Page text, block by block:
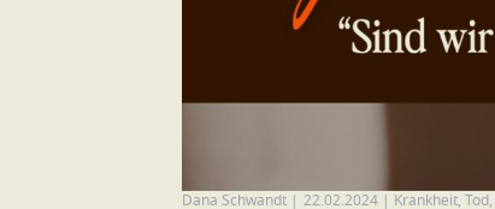
Dana Schwandt 22.02.2024 Krankheit Tod